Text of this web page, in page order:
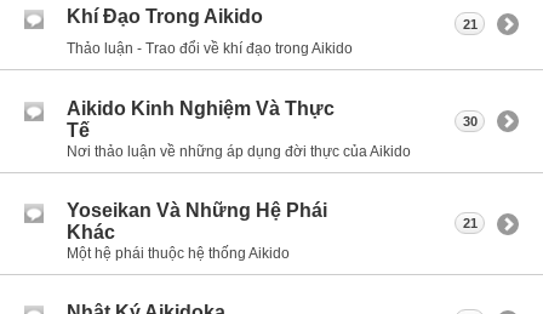
Khí Đạo Trong Aikido
Thảo luận - Trao đổi về khí đạo trong Aikido
21
Aikido Kinh Nghiệm Và Thực
Tế
Nơi thảo luận về những áp dụng đời thực của Aikido
30
Yoseikan Và Những Hệ Phái
Khác
Một hệ phái thuộc hệ thống Aikido
21